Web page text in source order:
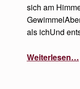
sich am
als ichUnd
Weiterlesen…